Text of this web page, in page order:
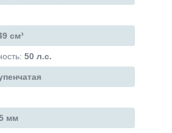
см³
50 л.с.
мм